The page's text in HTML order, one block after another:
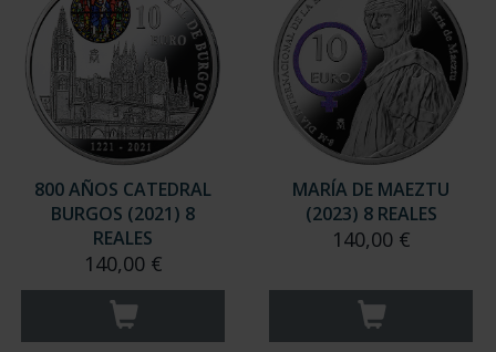
800 AÑOS CATEDRAL
BURGOS (2021) 8
REALES
140,00 €
MARÍA DE MAEZTU
(2023) 8 REALES
140,00 €